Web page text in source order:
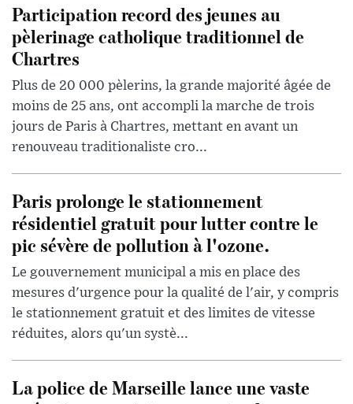
Participation record des jeunes au
pèlerinage catholique traditionnel de
Chartres
Plus de 20 000 pèlerins, la grande majorité âgée de
moins de 25 ans, ont accompli la marche de trois
jours de Paris à Chartres, mettant en avant un
renouveau traditionaliste cro...
Paris prolonge le stationnement
résidentiel gratuit pour lutter contre le
pic sévère de pollution à l'ozone.
Le gouvernement municipal a mis en place des
mesures d'urgence pour la qualité de l'air, y compris
le stationnement gratuit et des limites de vitesse
réduites, alors qu'un systè...
La police de Marseille lance une vaste